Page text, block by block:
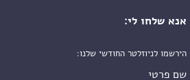
אנא שלחו לי:
הירשמו לניוזלטר החודשי שלנו: